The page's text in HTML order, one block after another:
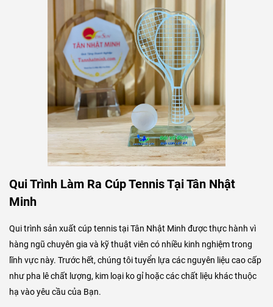
Qui Trình Làm Ra Cúp Tennis Tại Tân Nhật
Minh
Qui trình sản xuất cúp tennis tại Tân Nhật Minh được thực hành vì
hàng ngũ chuyên gia và kỹ thuật viên có nhiều kinh nghiệm trong
lĩnh vực này. Trước hết, chúng tôi tuyển lựa các nguyên liệu cao cấp
như pha lê chất lượng, kim loại ko gỉ hoặc các chất liệu khác thuộc
hạ vào yêu cầu của Bạn.